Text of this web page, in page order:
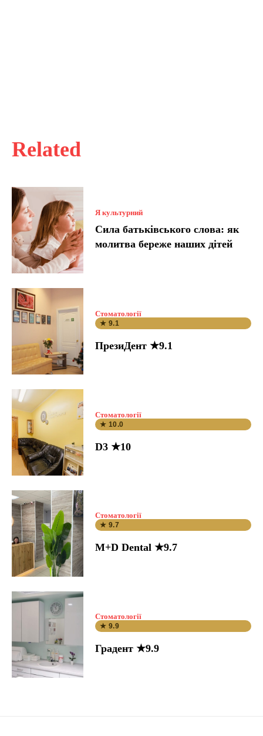
Related
Я культурний
Сила батьківського слова: як
молитва береже наших дітей
Стоматології
★ 9.1
ПрезиДент ★9.1
Стоматології
★ 10.0
D3 ★10
Стоматології
★ 9.7
M+D Dental ★9.7
Стоматології
★ 9.9
Градент ★9.9